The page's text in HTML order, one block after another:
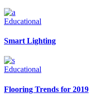
Educational
Smart Lighting
Educational
Flooring Trends for 2019